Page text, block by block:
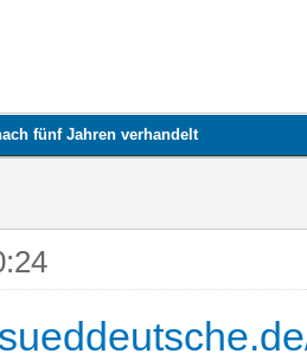
fünf Jahren verhandelt